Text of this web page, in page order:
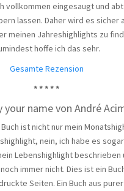
vollkommen eingesaugt und
lassen. Daher wird es sicher
meinen Jahreshighlights zu
hoffe ich das sehr.
Gesamte Rezension
* * * * *
your name von André
ist nicht nur mein
nein, ich habe es
Lebenshighlight beschrieben
immer nicht. Dies ist ein
Seiten. Ein Buch aus